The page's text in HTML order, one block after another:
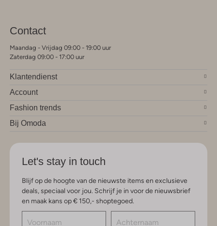
Contact
Maandag - Vrijdag 09:00 - 19:00 uur
Zaterdag 09:00 - 17:00 uur
Klantendienst
Account
Fashion trends
Bij Omoda
Let's stay in touch
Blijf op de hoogte van de nieuwste items en exclusieve
deals, speciaal voor jou. Schrijf je in voor de nieuwsbrief
en maak kans op € 150,- shoptegoed.